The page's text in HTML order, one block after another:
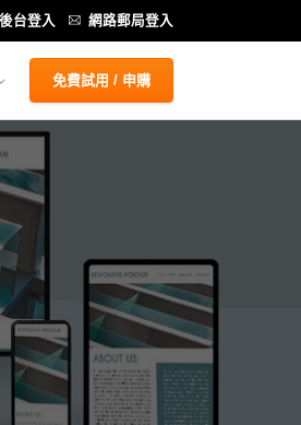
台登入 網路郵局登入
免費試用 / 申購